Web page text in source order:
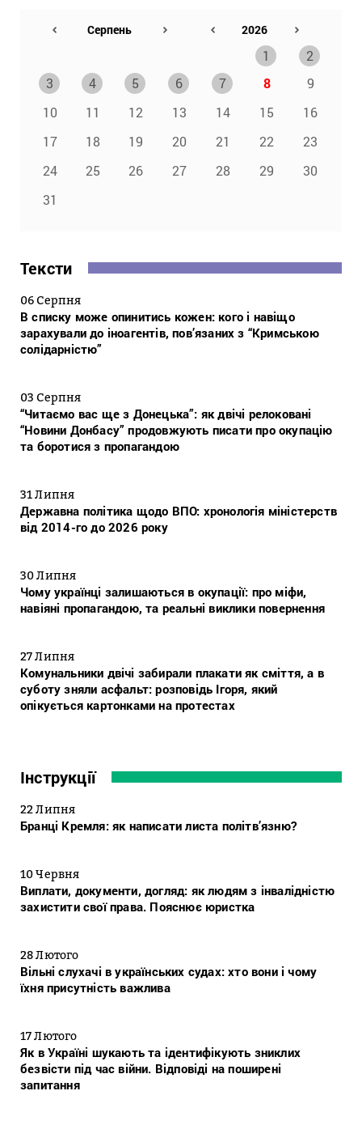
1
2
3
4 5 6 7 8
9
10
11 12 13 14 15
16
17
18 19 20 21 22
23
24
25 26 27 28 29
30
31
Тексти
06 Серпня
В списку може опинитись кожен: кого і навіщо
зарахували до іноагентів, пов’язаних з “Кримською
солідарністю”
03 Серпня
“Читаємо вас ще з Донецька”: як двічі релоковані
“Новини Донбасу” продовжують писати про окупацію
та боротися з пропагандою
31 Липня
Державна політика щодо ВПО: хронологія міністерств
від 2014-го до 2026 року
30 Липня
Чому українці залишаються в окупації: про міфи,
навіяні пропагандою, та реальні виклики повернення
27 Липня
Комунальники двічі забирали плакати як сміття, а в
суботу зняли асфальт: розповідь Ігоря, який
опікується картонками на протестах
Інструкції
22 Липня
Бранці Кремля: як написати листа політв’язню?
10 Червня
Виплати, документи, догляд: як людям з інвалідністю
захистити свої права. Пояснює юристка
28 Лютого
Вільні слухачі в українських судах: хто вони і чому
їхня присутність важлива
17 Лютого
Як в Україні шукають та ідентифікують зниклих
безвісти під час війни. Відповіді на поширені
запитання